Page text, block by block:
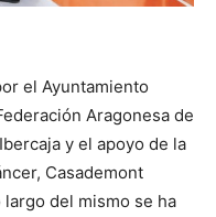
el Ayuntamiento
Aragonesa de
y el apoyo de la
Casademont
largo del mismo se ha